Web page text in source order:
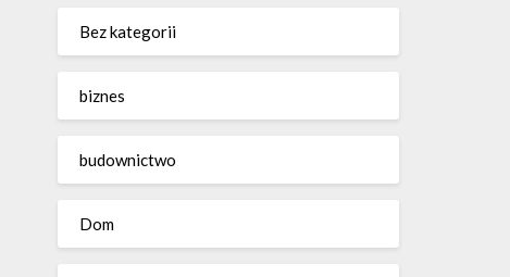
Bez kategorii
biznes
budownictwo
Dom